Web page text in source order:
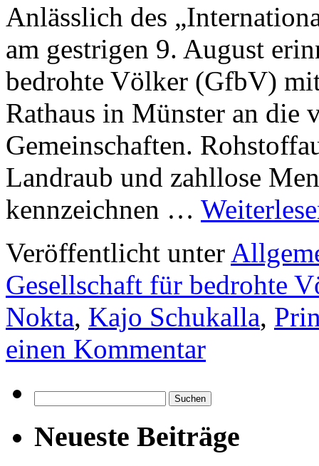
Anlässlich des
am gestrigen 9. August
bedrohte Völker (GfbV)
Rathaus in Münster an die
Gemeinschaften.
Landraub und zahllose
kennzeichnen …
Veröffentlicht unter
Gesellschaft für bedrohte
Nokta, Kajo Schukalla,
einen Kommentar
nach:
Neueste Beiträge